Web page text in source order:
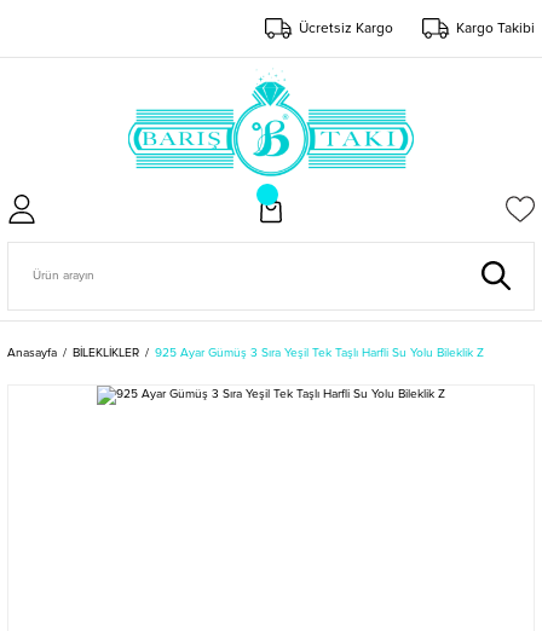
Ücretsiz Kargo Kargo Takibi
Anasayfa BİLEKLİKLER 925 Ayar Gümüş 3 Sıra Yeşil Tek Taşlı Harfli Su Yolu Bileklik Z